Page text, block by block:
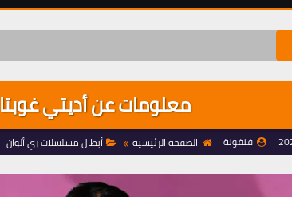
معلومات عن أديتي غوبتا
فنفونة الصفحة الرئيسية أبطال مسلسلات زي ألوان